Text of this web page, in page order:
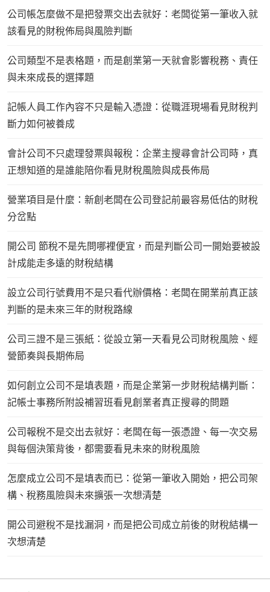
公司帳怎麼做不是把發票交出去就好：老闆從第一筆收入就
該看見的財稅佈局與風險判斷
公司類型不是表格題，而是創業第一天就會影響稅務、責任
與未來成長的選擇題
記帳人員工作內容不只是輸入憑證：從職涯現場看見財稅判
斷力如何被養成
會計公司不只處理發票與報稅：企業主搜尋會計公司時，真
正想知道的是誰能陪你看見財稅風險與成長佈局
營業項目是什麼：新創老闆在公司登記前最容易低估的財稅
分岔點
開公司 節稅不是先問哪裡便宜，而是判斷公司一開始要被設
計成能走多遠的財稅結構
設立公司行號費用不是只看代辦價格：老闆在開業前真正該
判斷的是未來三年的財稅路線
公司三證不是三張紙：從設立第一天看見公司財稅風險、經
營節奏與長期佈局
如何創立公司不是填表題，而是企業第一步財稅結構判斷：
記帳士事務所附設補習班看見創業者真正搜尋的問題
公司報稅不是交出去就好：老闆在每一張憑證、每一次交易
與每個決策背後，都需要看見未來的財稅風險
怎麼成立公司不是填表而已：從第一筆收入開始，把公司架
構、稅務風險與未來擴張一次想清楚
開公司避稅不是找漏洞，而是把公司成立前後的財稅結構一
次想清楚